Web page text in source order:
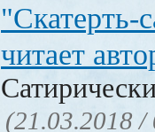
"Скатерть-
читает
(21.03.2018 /